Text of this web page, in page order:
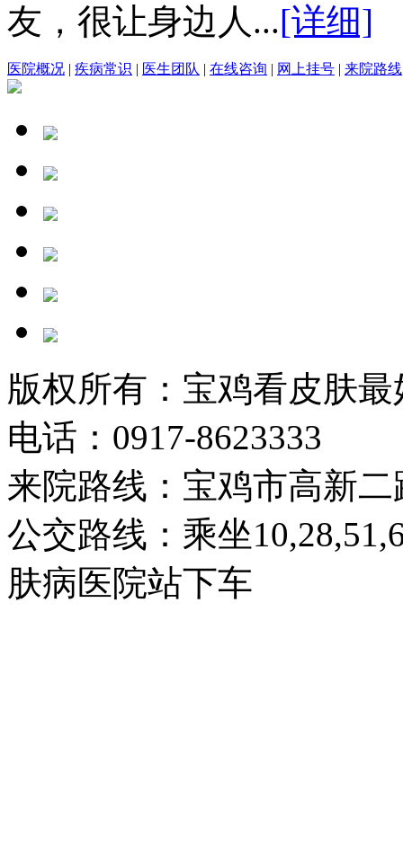
友，很让身边人...[详细]
医院概况 | 疾病常识 | 医生团队 | 在线咨询 | 网上挂号 | 来院路线
版权所有：宝鸡看皮肤
电话：0917-8623333
来院路线：宝鸡市高新二
公交路线：乘坐
肤病医院站下车